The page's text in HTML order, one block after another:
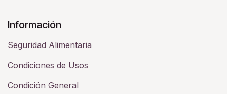
Información
Seguridad Alimentaria
Condiciones de Usos
Condición General